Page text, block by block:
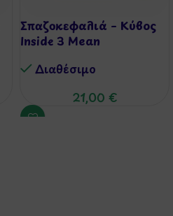
Σπαζοκεφαλιά – Κύβος
Inside 3 Mean
Διαθέσιμo
21,00 €